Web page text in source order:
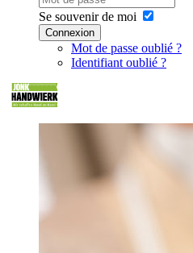
Se souvenir de moi
Connexion
Mot de passe oublié ?
Identifiant oublié ?